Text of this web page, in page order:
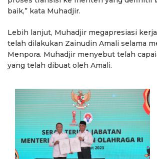
baik,” kata Muhadjir.
Lebih lanjut, Muhadjir megapresiasi
telah dilakukan Zainudin Amali selama
Menpora. Muhadjir menyebut telah
yang telah dibuat oleh Amali.